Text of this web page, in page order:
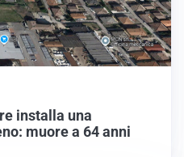
installa una
muore a 64 anni